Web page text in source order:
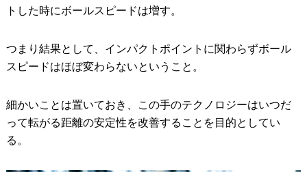
トした時にボールスピードは増す。
つまり結果として、インパクトポイントに関わらずボール
スピードはほぼ変わらないということ。
細かいことは置いておき、この手のテクノロジーはいつだ
って転がる距離の安定性を改善することを目的としてい
る。